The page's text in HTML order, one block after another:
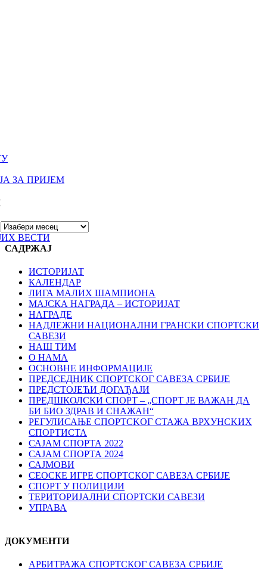
ЗА ПРИЈЕМ
ВЕСТИ
САДРЖАЈ
ИСТОРИЈАТ
КАЛЕНДАР
ЛИГА МАЛИХ ШАМПИОНА
МАЈСКА НАГРАДА – ИСТОРИЈАТ
НАГРАДЕ
НАДЛЕЖНИ НАЦИОНАЛНИ ГРАНСКИ СПОРТСКИ
САВЕЗИ
НАШ ТИМ
О НАМА
ОСНОВНЕ ИНФОРМАЦИЈЕ
ПРЕДСЕДНИК СПОРТСКОГ САВЕЗА СРБИЈЕ
ПРЕДСТОЈЕЋИ ДОГАЂАЈИ
ПРЕДШКОЛСКИ СПОРТ – „СПОРТ ЈЕ ВАЖАН ДА
БИ БИО ЗДРАВ И СНАЖАН“
РЕГУЛИСАЊЕ СПОРТСKОГ СТАЖА ВРХУНСKИХ
СПОРТИСТА
САЈАМ СПОРТА 2022
САЈАМ СПОРТА 2024
САЈМОВИ
СЕОСКЕ ИГРЕ СПОРТСКОГ САВЕЗА СРБИЈЕ
СПОРТ У ПОЛИЦИЈИ
ТЕРИТОРИЈАЛНИ СПОРТСКИ САВЕЗИ
УПРАВА
ДОКУМЕНТИ
АРБИТРАЖА СПОРТСКОГ САВЕЗА СРБИЈЕ